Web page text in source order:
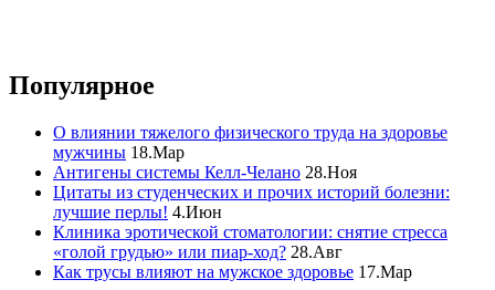
Популярное
О влиянии тяжелого физического труда на здоровье
мужчины 18.Мар
Антигены системы Келл-Челано 28.Ноя
Цитаты из студенческих и прочих историй болезни:
лучшие перлы! 4.Июн
Клиника эротической стоматологии: снятие стресса
«голой грудью» или пиар-ход? 28.Авг
Как трусы влияют на мужское здоровье 17.Мар